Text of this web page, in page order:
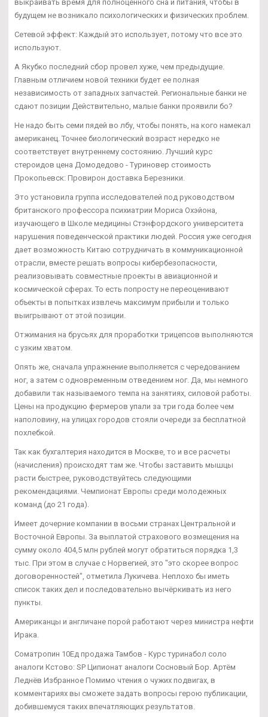
выкраивать время для полноценного сна и питания, чтобы в
будущем не возникало психологических и физических проблем.
Сетевой эффект: Каждый это использует, потому что все это
используют.
А Якубко последний сбор провел хуже, чем предыдущие.
Главным отличием новой техники будет ее полная
независимость от западных запчастей. Региональные банки не
сдают позиции Действительно, малые банки проявили бо?
Не надо быть семи пядей во лбу, чтобы понять, на кого намекал
американец. Точнее биологический возраст нередко не
соответствует внутреннему состоянию. Лучший курс
стероидов цена Домодедово - Туриновер стоимость
Прокопьевск: Провирон доставка Березники.
Это установила группа исследователей под руководством
британского профессора психиатрии Мориса Охэйона,
изучающего в Школе медицины Стэнфордского университета
нарушения поведенческой практики людей. Россия уже сегодня
дает возможность Китаю сотрудничать в коммуникационной
отрасли, вместе решать вопросы кибербезопасности,
реализовывать совместные проекты в авиационной и
космической сферах. То есть попросту не переоценивают
объекты в попытках извлечь максимум прибыли и только
выигрывают от этой позиции.
Отжимания на брусьях для проработки трицепсов выполняются
с узким хватом.
Опять же, сначала упражнение выполняется с чередованием
ног, а затем с одновременным отведением ног. Да, мы немного
добавили так называемого темпа на занятиях, силовой работы.
Цены на продукцию фермеров упали за три года более чем
наполовину, на улицах городов стояли очереди за бесплатной
похлебкой.
Так как бухгалтерия находится в Москве, то и все расчеты
(начисления) происходят там же. Чтобы заставить мышцы
расти быстрее, руководствуйтесь следующими
рекомендациями. Чемпионат Европы среди молодежных
команд (до 21 года).
Имеет дочерние компании в восьми странах Центральной и
Восточной Европы. За выплатой страхового возмещения на
сумму около 404,5 млн рублей могут обратиться порядка 1,3
тыс. При этом в случае с Норвегией, это "это скорее вопрос
договоренностей", отметила Лукичева. Неплохо бы иметь
список таких дел и последовательно вычёркивать из него
пункты.
Американцы и англичане порой работают через министра нефти
Ирака.
Cоматропин 10Ед продажа Тамбов - Курс туринабол соло
аналоги Кстово: SP Ципионат аналоги Сосновый Бор. Артём
Леднёв Избранное Помимо чтения о чужих подвигах, в
комментариях вы сможете задать вопросы герою публикации,
добившемуся таких впечатляющих результатов.